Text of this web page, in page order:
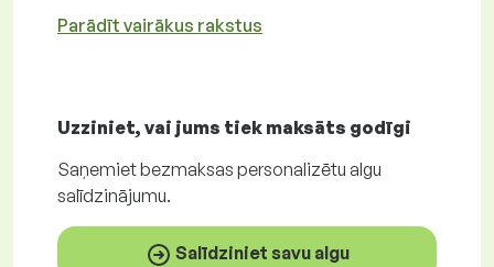
Parādīt vairākus rakstus
Uzziniet, vai jums tiek maksāts godīgi
Saņemietbezmaksas personalizētu algu
salīdzinājumu.
Salīdziniet savu algu